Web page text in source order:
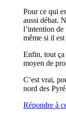
Pour ce qui
aussi débat.
l’intention
même si il
Enfin, tout ça
moyen de
C’est vrai,
nord des
Répondre à